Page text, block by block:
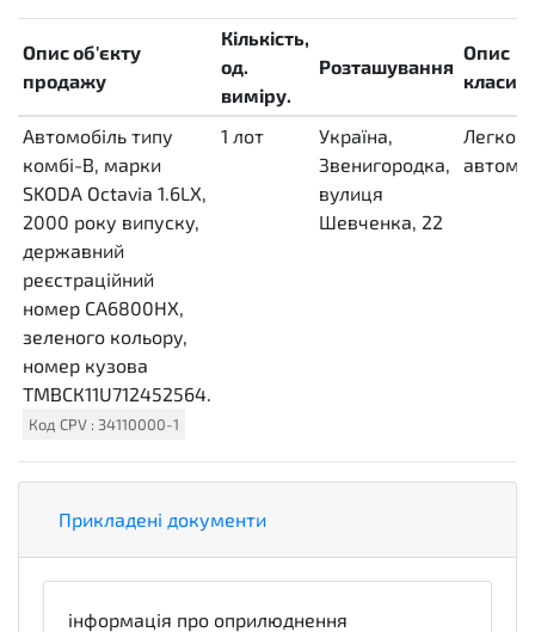
Опис об'єкту
продажу
Кількість,
од.
виміру.
Розташування
Опис
Автомобіль типу
комбі-В, марки
SKODA Octavia 1.6LX,
2000 року випуску,
державний
реєстраційний
номер СА6800НХ,
зеленого кольору,
номер кузова
ТМВСК11U712452564.
Код CPV : 34110000-1
1 лот
Україна,
Звенигородка,
вулиця
Шевченка, 22
Легкові
Прикладені документи
інформація про оприлюднення